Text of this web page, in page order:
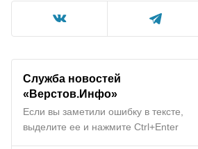
Служба новостей
«Верстов.Инфо»
Если вы заметили ошибку в тексте,
выделите ее и нажмите Ctrl+Enter